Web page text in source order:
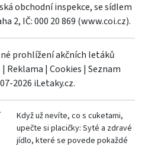
obchodní inspekce, se sídlem
2, IČ: 000 20 869 (www.coi.cz).
prohlížení akčních letáků
| Reklama | Cookies | Seznam
2026 iLetaky.cz.
Když už nevíte, co s cuketami,
upečte si placičky: Syté a zdravé
jídlo, které se povede pokaždé